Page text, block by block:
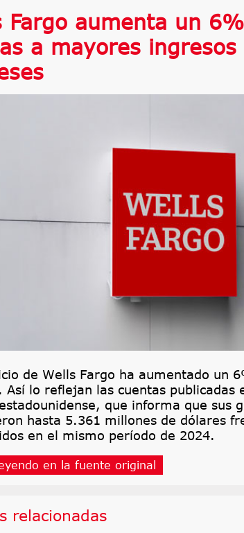
Fargo aumenta un
a mayores
de Wells Fargo ha aumentado un
Así lo reflejan las cuentas publicadas
que informa que sus
hasta 5.361 millones de dólares
en el mismo período de 2024.
en la fuente original
relacionadas